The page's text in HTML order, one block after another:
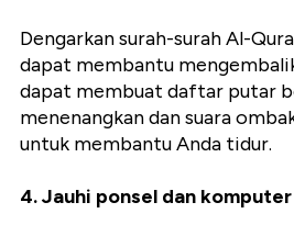
Dengarkan surah-surah Al-
dapat membantu
dapat membuat daftar putar
menenangkan dan suara
untuk membantu Anda tidur.
4. Jauhi ponsel dan